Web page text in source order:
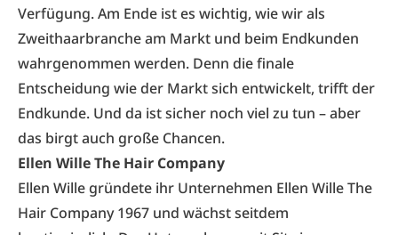
Verfügung. Am Ende ist es wichtig, wie wir als
Zweithaarbranche am Markt und beim Endkunden
wahrgenommen werden. Denn die finale
Entscheidung wie der Markt sich entwickelt, trifft der
Endkunde. Und da ist sicher noch viel zu tun – aber
das birgt auch große Chancen.
Ellen Wille The Hair Company
Ellen Wille gründete ihr Unternehmen Ellen Wille The
Hair Company 1967 und wächst seitdem